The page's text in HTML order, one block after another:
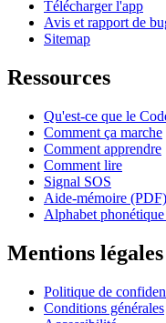
Télécharger l'app
Avis et rapport de
Sitemap
Ressources
Qu'est-ce que le
Comment ça marche
Comment apprendre
Comment lire
Signal SOS
Aide-mémoire (PDF)
Alphabet
Mentions légales
Politique de
Conditions générales